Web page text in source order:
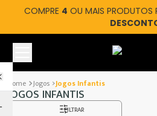
COMPRE 4 OU MAIS PRODUTOS
Jogos Jogos Infantis
JOGOS INFANTIS
FILTRAR